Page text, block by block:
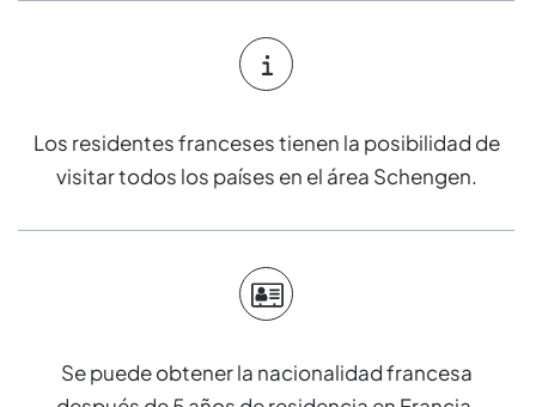
Los residentes franceses tienen la posibilidad de
visitar todos los países en el área Schengen.
Se puede obtener la nacionalidad francesa